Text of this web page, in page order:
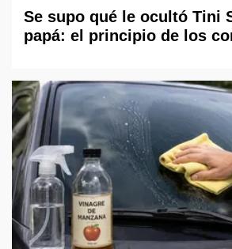
Se supo qué le ocultó Tini
papá: el principio de los